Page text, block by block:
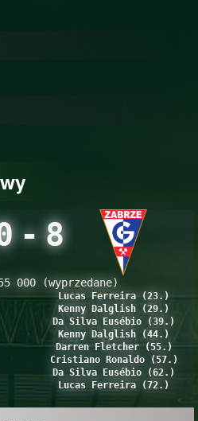
- 8
000 (wyprzedane)
Lucas Ferreira (23.)
Kenny Dalglish (29.)
Da Silva Eusébio (39.)
Kenny Dalglish (44.)
Darren Fletcher (55.)
Cristiano Ronaldo (57.)
Da Silva Eusébio (62.)
Lucas Ferreira (72.)